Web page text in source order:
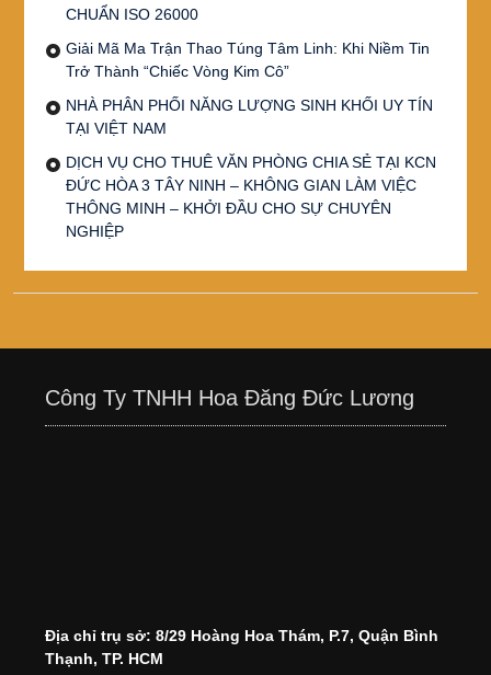
CHUẨN ISO 26000
Giải Mã Ma Trận Thao Túng Tâm Linh: Khi Niềm Tin
Trở Thành “Chiếc Vòng Kim Cô”
NHÀ PHÂN PHỐI NĂNG LƯỢNG SINH KHỐI UY TÍN
TẠI VIỆT NAM
DỊCH VỤ CHO THUÊ VĂN PHÒNG CHIA SẺ TẠI KCN
ĐỨC HÒA 3 TÂY NINH – KHÔNG GIAN LÀM VIỆC
THÔNG MINH – KHỞI ĐẦU CHO SỰ CHUYÊN
NGHIỆP
Công Ty TNHH Hoa Đăng Đức Lương
Địa chỉ trụ sở: 8/29 Hoàng Hoa Thám, P.7, Quận Bình
Thạnh, TP. HCM